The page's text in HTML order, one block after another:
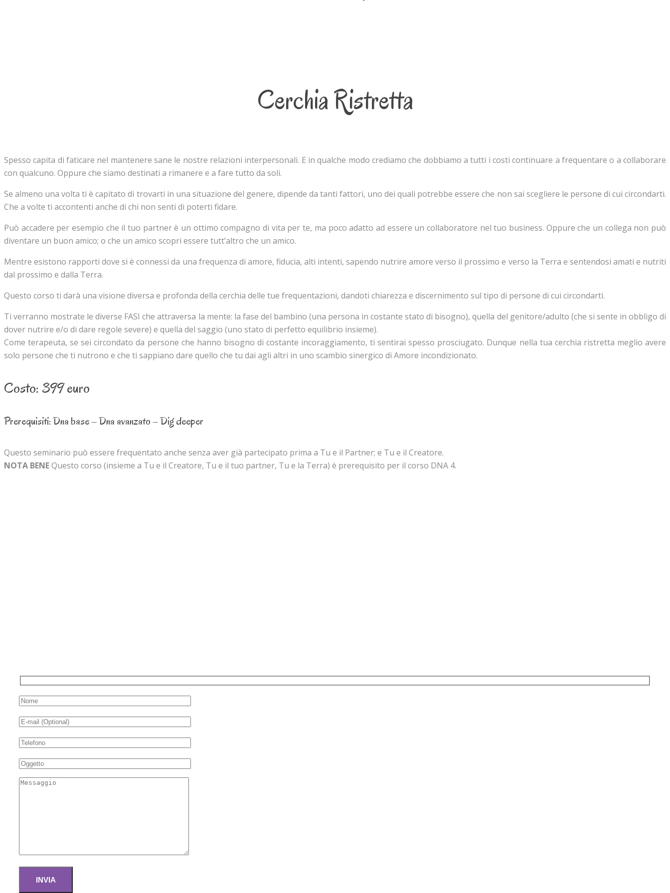
Cerchia Ristretta
Spesso capita di faticare nel mantenere sane le nostre relazioni interpersonali. E in qualche modo crediamo che dobbiamo a tutti i costi continuare a frequentare o a collaborare
con qualcuno. Oppure che siamo destinati a rimanere e a fare tutto da soli.
Se almeno una volta ti è capitato di trovarti in una situazione del genere, dipende da tanti fattori, uno dei quali potrebbe essere che non sai scegliere le persone di cui circondarti.
Che a volte ti accontenti anche di chi non senti di poterti fidare.
Può accadere per esempio che il tuo partner è un ottimo compagno di vita per te, ma poco adatto ad essere un collaboratore nel tuo business. Oppure che un collega non può
diventare un buon amico; o che un amico scopri essere tutt’altro che un amico.
Mentre esistono rapporti dove si è connessi da una frequenza di amore, fiducia, alti intenti, sapendo nutrire amore verso il prossimo e verso la Terra e sentendosi amati e nutriti
dal prossimo e dalla Terra.
Questo corso ti darà una visione diversa e profonda della cerchia delle tue frequentazioni, dandoti chiarezza e discernimento sul tipo di persone di cui circondarti.
Ti verranno mostrate le diverse FASI che attraversa la mente: la fase del bambino (una persona in costante stato di bisogno), quella del genitore/adulto (che si sente in obbligo di
dover nutrire e/o di dare regole severe) e quella del saggio (uno stato di perfetto equilibrio insieme).
Come terapeuta, se sei circondato da persone che hanno bisogno di costante incoraggiamento, ti sentirai spesso prosciugato. Dunque nella tua cerchia ristretta meglio avere
solo persone che ti nutrono e che ti sappiano dare quello che tu dai agli altri in uno scambio sinergico di Amore incondizionato.
Costo: 399 euro
Prerequisiti: Dna base – Dna avanzato – Dig deeper
Questo seminario può essere frequentato anche senza aver già partecipato prima a Tu e il Partner; e Tu e il Creatore.
NOTA BENEQuesto corso (insieme a Tu e il Creatore, Tu e il tuo partner, Tu e la Terra) è prerequisito per il corso DNA 4.